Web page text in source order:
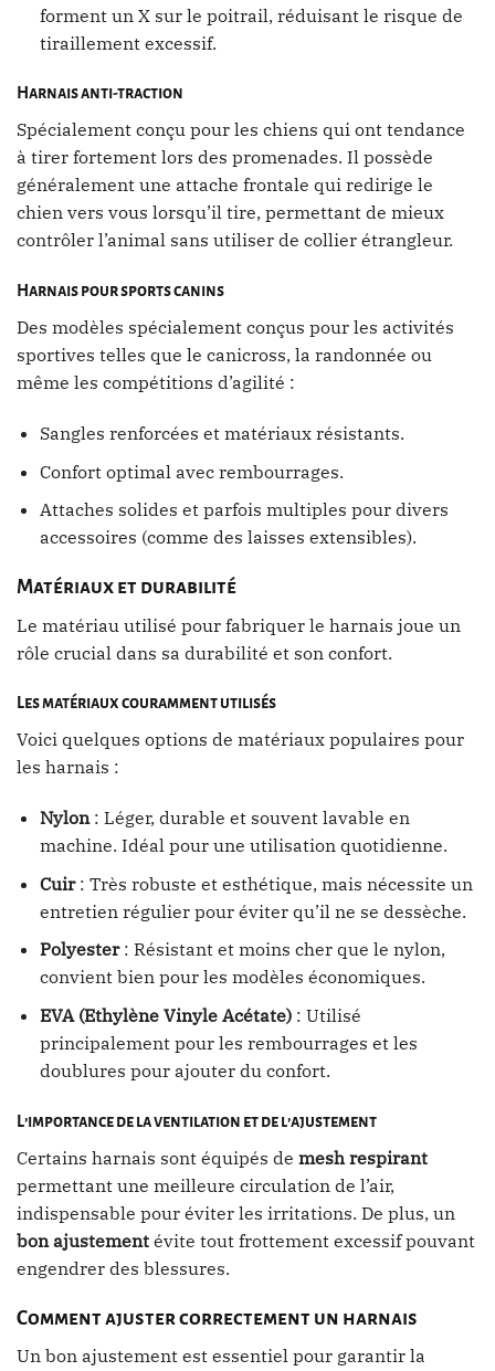
forment un X sur le poitrail, réduisant le risque de
tiraillement excessif.
Harnais anti-traction
Spécialement conçu pour les chiens qui ont tendance
à tirer fortement lors des promenades. Il possède
généralement une attache frontale qui redirige le
chien vers vous lorsqu’il tire, permettant de mieux
contrôler l’animal sans utiliser de collier étrangleur.
Harnais pour sports canins
Des modèles spécialement conçus pour les activités
sportives telles que le canicross, la randonnée ou
même les compétitions d’agilité :
Sangles renforcées et matériaux résistants.
Confort optimal avec rembourrages.
Attaches solides et parfois multiples pour divers
accessoires (comme des laisses extensibles).
Matériaux et durabilité
Le matériau utilisé pour fabriquer le harnais joue un
rôle crucial dans sa durabilité et son confort.
Les matériaux couramment utilisés
Voici quelques options de matériaux populaires pour
les harnais :
Nylon: Léger, durable et souvent lavable en
machine. Idéal pour une utilisation quotidienne.
Cuir: Très robuste et esthétique, mais nécessite un
entretien régulier pour éviter qu’il ne se dessèche.
Polyester: Résistant et moins cher que le nylon,
convient bien pour les modèles économiques.
EVA (Ethylène Vinyle Acétate): Utilisé
principalement pour les rembourrages et les
doublures pour ajouter du confort.
L’importance de la ventilation et de l’ajustement
Certains harnais sont équipés de mesh respirant
permettant une meilleure circulation de l’air,
indispensable pour éviter les irritations. De plus, un
bon ajustement évite tout frottement excessif pouvant
engendrer des blessures.
Comment ajuster correctement un harnais
Un bon ajustement est essentiel pour garantir la